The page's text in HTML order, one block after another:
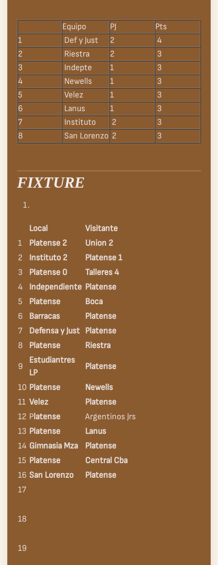
Equipo PJ
Pts
1
Def y Just 2
4
2
Riestra 2
3
3
Indepte 1
3
4
Newells 1
3
5
Velez 1
3
6
Lanus 1
3
7
Instituto 2
3
8
San Lorenzo 2 3
FIXTURE
Local
Visitante
1
Platense 2
Union 2
2
Instituto 2
Platense 1
3
Platense 0
Talleres 4
4
Independiente Platense
5
Platense
Boca
6
Barracas
Platense
7
Defensa y Just Platense
8
Platense Riestra
9
Estudiantres
LP
Platense
10 Platense
Newells
11 Velez
Platense
12 Platense
Argentinos Jrs
13 Platense
Lanus
14 Gimnasia Mza
Platense
15 Platense
Central Cba
16 San Lorenzo
Platense
17
18
19